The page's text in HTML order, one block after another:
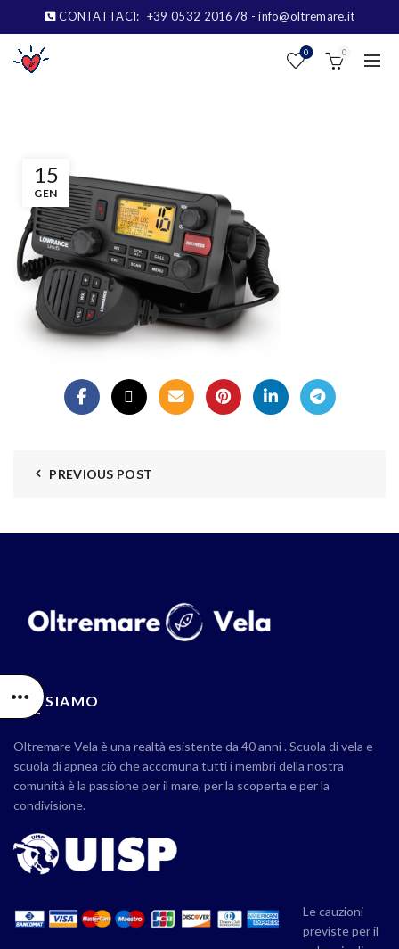
CONTATTACI: +39 0532 201678 - info@oltremare.it
0 0
15
GEN
PREVIOUS POST
CHI SIAMO
Oltremare Vela è una realtà esistente da 40 anni . Scuola di vela e
scuola di apnea ciò che accomuna tutti i membri della nostra
comunità è la passione per il mare, per la scoperta e per la
condivisione.
Le cauzioni
previste per il